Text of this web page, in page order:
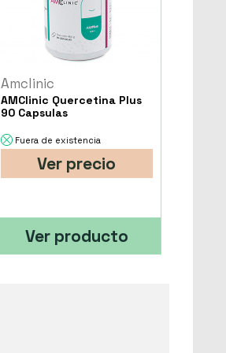
Amclinic
AMClinic Quercetina Plus
90 Capsulas
Fuera de existencia
Ver precio
Ver producto